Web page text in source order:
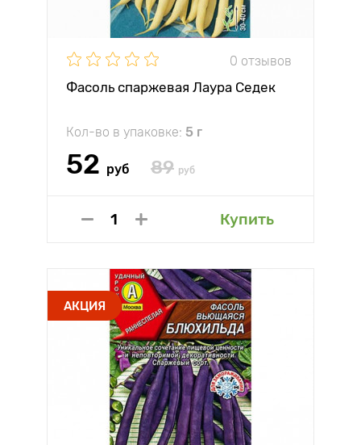
0 отзывов
Фасоль спаржевая Лаура Седек
Кол-во в упаковке: 5 г
52 руб 89 руб
Купить
АКЦИЯ